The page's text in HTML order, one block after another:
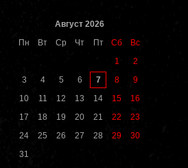
Август 2026
Пн
Вт Ср Чт Пт Сб
Вс
1
2
3
4 5 6 7 8
9
10
11 12 13 14 15
16
17
18 19 20 21 22
23
24
25 26 27 28 29
30
31